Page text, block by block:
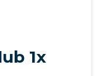
1x